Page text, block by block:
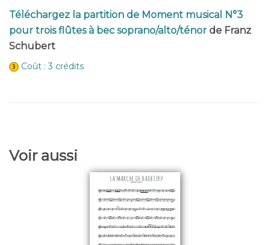
Téléchargez la partition de Moment musical N°3
pour trois flûtes à bec soprano/alto/ténor de Franz
Schubert
Coût : 3 crédits
Voir aussi